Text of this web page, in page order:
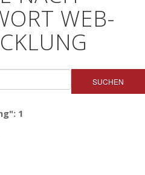
WEB-
SUCHEN
1